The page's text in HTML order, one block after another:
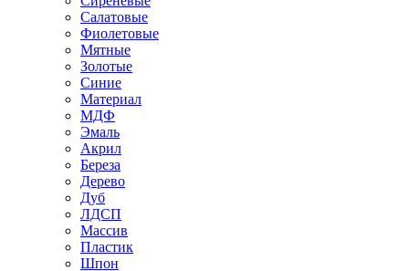
Салатовые
Фиолетовые
Мятные
Золотые
Синие
Материал
МДФ
Эмаль
Акрил
Береза
Дерево
Дуб
ЛДСП
Массив
Пластик
Шпон